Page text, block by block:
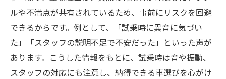
ルや不満点が共有されているため、事前にリスクを回避
できるからです。例として、「試乗時に異音に気づい
た」「スタッフの説明不足で不安だった」といった声が
あります。こうした情報をもとに、試乗時は音や振動、
スタッフの対応にも注意し、納得できる車選びを心がけ